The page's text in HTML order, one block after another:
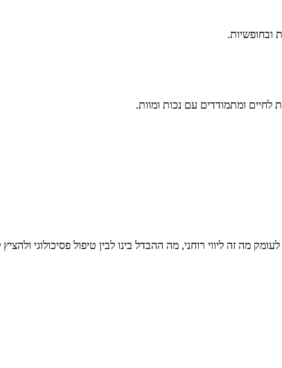
ובחופשיות.
לחיים ומתמודדים עם נכות ומוות.
זה ליווי רוחני, מה ההבדל בינו לבין טיפול פסיכולוגי ולהציץ